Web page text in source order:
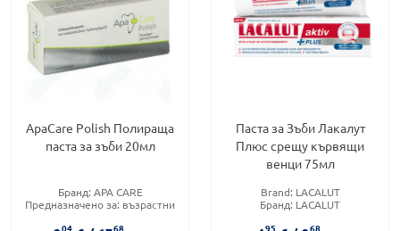
ApaCare Polish Полираща
паста за зъби 20мл
Бранд: APA CARE
Предназначено за: възрастни
04 68
Паста за Зъби Лакалут
Плюс срещу кървящи
венци 75мл
Brand: LACALUT
Бранд: LACALUT
95 68